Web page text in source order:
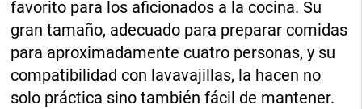
favorito para los aficionados a la cocina. Su
gran tamaño, adecuado para preparar comidas
para aproximadamente cuatro personas, y su
compatibilidad con lavavajillas, la hacen no
solo práctica sino también fácil de mantener.